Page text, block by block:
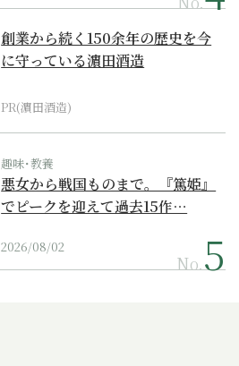
創業から続く150余年の歴史を今
に守っている濵田酒造
PR(濵田酒造)
趣味･教養
悪女から戦国ものまで。『篤姫』
でピークを迎えて過去15作…
2026/08/02
No.